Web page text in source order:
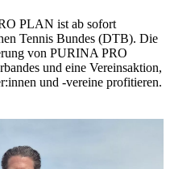
PLAN ist ab sofort
Tennis Bundes (DTB). Die
von PURINA PRO
und eine Vereinsaktion,
und -vereine profitieren.